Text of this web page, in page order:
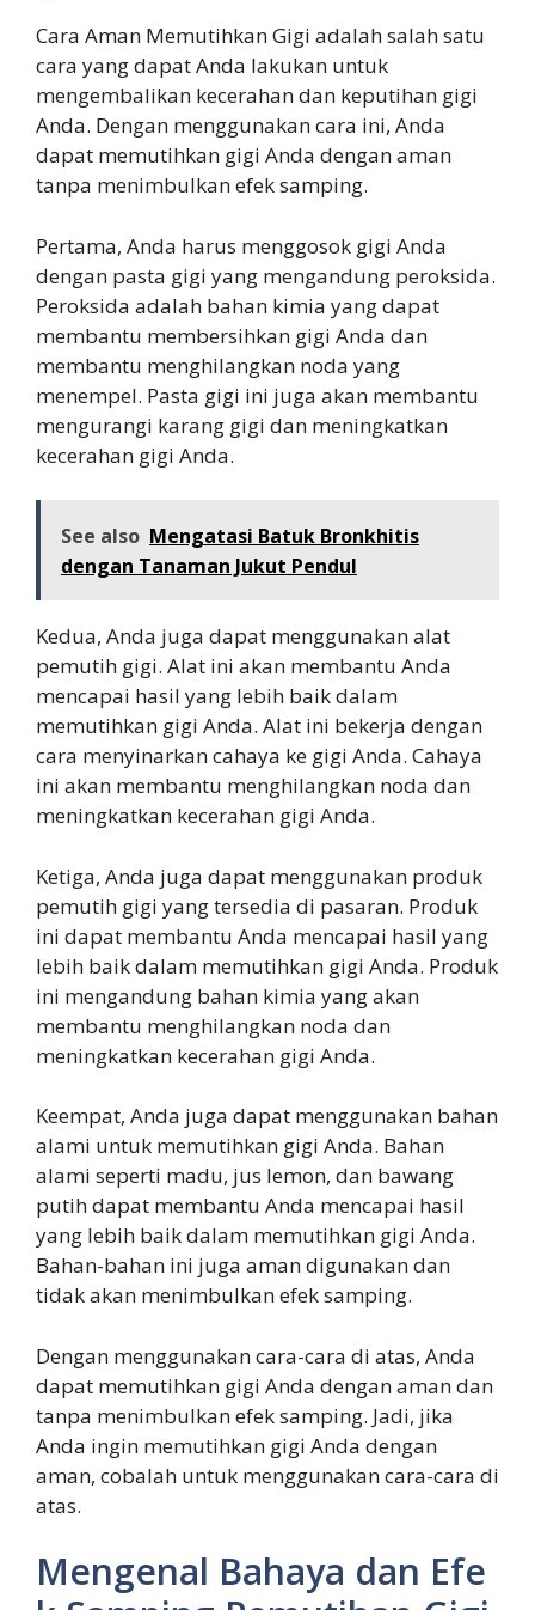
Cara Aman Memutihkan Gigi adalah salah satu
cara yang dapat Anda lakukan untuk
mengembalikan kecerahan dan keputihan gigi
Anda. Dengan menggunakan cara ini, Anda
dapat memutihkan gigi Anda dengan aman
tanpa menimbulkan efek samping.
Pertama, Anda harus menggosok gigi Anda
dengan pasta gigi yang mengandung peroksida.
Peroksida adalah bahan kimia yang dapat
membantu membersihkan gigi Anda dan
membantu menghilangkan noda yang
menempel. Pasta gigi ini juga akan membantu
mengurangi karang gigi dan meningkatkan
kecerahan gigi Anda.
See also Mengatasi Batuk Bronkhitis
dengan Tanaman Jukut Pendul
Kedua, Anda juga dapat menggunakan alat
pemutih gigi. Alat ini akan membantu Anda
mencapai hasil yang lebih baik dalam
memutihkan gigi Anda. Alat ini bekerja dengan
cara menyinarkan cahaya ke gigi Anda. Cahaya
ini akan membantu menghilangkan noda dan
meningkatkan kecerahan gigi Anda.
Ketiga, Anda juga dapat menggunakan produk
pemutih gigi yang tersedia di pasaran. Produk
ini dapat membantu Anda mencapai hasil yang
lebih baik dalam memutihkan gigi Anda. Produk
ini mengandung bahan kimia yang akan
membantu menghilangkan noda dan
meningkatkan kecerahan gigi Anda.
Keempat, Anda juga dapat menggunakan bahan
alami untuk memutihkan gigi Anda. Bahan
alami seperti madu, jus lemon, dan bawang
putih dapat membantu Anda mencapai hasil
yang lebih baik dalam memutihkan gigi Anda.
Bahan-bahan ini juga aman digunakan dan
tidak akan menimbulkan efek samping.
Dengan menggunakan cara-cara di atas, Anda
dapat memutihkan gigi Anda dengan aman dan
tanpa menimbulkan efek samping. Jadi, jika
Anda ingin memutihkan gigi Anda dengan
aman, cobalah untuk menggunakan cara-cara di
atas.
Mengenal Bahaya dan Efe